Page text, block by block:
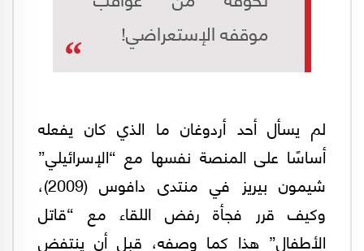
موقفه الإستعراضي!
لم يسأل أحد أردوغان ما الذي كان يفعله
أساسًا على المنصة نفسها مع “الإسرائيلي”
شيمون بيريز في منتدى دافوس (2009)،
وكيف قرر فجأة رفض اللقاء مع “قاتل
الأطفال” هذا كما وصفه، قبل أن ينتفض